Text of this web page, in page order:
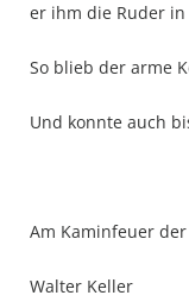
er ihm die Ruder
So blieb der arme
Und konnte auch
Am